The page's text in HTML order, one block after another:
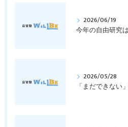
2026/06/19
2026/05/28